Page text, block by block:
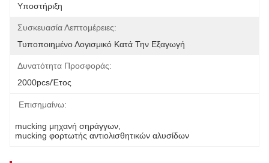
Υποστήριξη
Συσκευασία Λεπτομέρειες:
Τυποποιημένο Λογισμικό Κατά Την Εξαγωγή
Δυνατότητα Προσφοράς:
2000pcs/έτος
Επισημαίνω:
mucking μηχανή σηράγγων
mucking φορτωτής αντιολισθητικών αλυσίδων